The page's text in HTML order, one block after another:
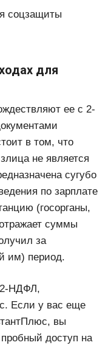
соцзащиты
для
ее с 2-
в том, что
не является
сугубо
по зарплате
(госорганы,
суммы
за
им) период.
2-НДФЛ,
Если у вас еще
вы
доступ на